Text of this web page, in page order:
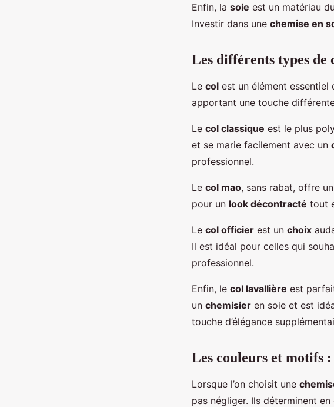
Enfin, la soie est un matériau
Investir dans une chemise en
Les différents types
Le col est un élément essentiel
apportant une touche
Le col classique est le plus
et se marie facilement avec un
professionnel.
Le col mao, sans rabat, offre
pour un look décontracté tout
Le col officier est un choix
Il est idéal pour celles qui
professionnel.
Enfin, le col lavallière est
un chemisier en soie et est
touche d’élégance
Les couleurs et motifs
Lorsque l’on choisit une
pas négliger. Ils déterminent